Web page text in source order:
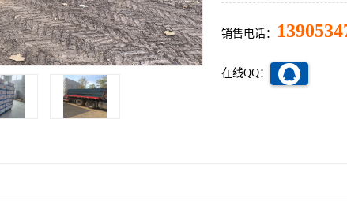
销售电话：
在线QQ：